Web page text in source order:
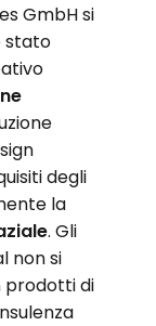
GmbH si
stato
degli
la
. Gli
non si
prodotti di